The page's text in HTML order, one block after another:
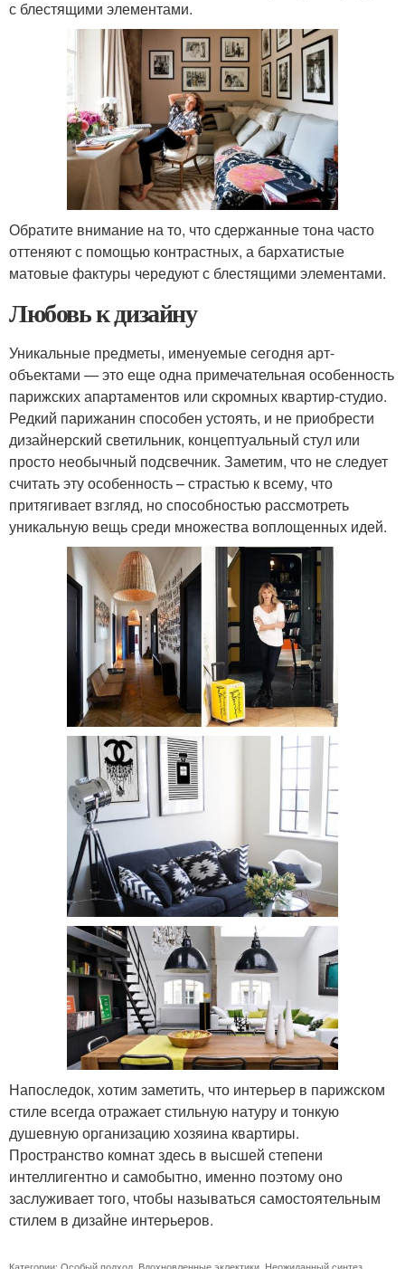
с блестящими элементами.
Обратите внимание на то, что сдержанные тона часто
оттеняют с помощью контрастных, а бархатистые
матовые фактуры чередуют с блестящими элементами.
Любовь к дизайну
Уникальные предметы, именуемые сегодня арт-
объектами — это еще одна примечательная особенность
парижских апартаментов или скромных квартир-студио.
Редкий парижанин способен устоять, и не приобрести
дизайнерский светильник, концептуальный стул или
просто необычный подсвечник. Заметим, что не следует
считать эту особенность – страстью к всему, что
притягивает взгляд, но способностью рассмотреть
уникальную вещь среди множества воплощенных идей.
Напоследок, хотим заметить, что интерьер в парижском
стиле всегда отражает стильную натуру и тонкую
душевную организацию хозяина квартиры.
Пространство комнат здесь в высшей степени
интеллигентно и самобытно, именно поэтому оно
заслуживает того, чтобы называться самостоятельным
стилем в дизайне интерьеров.